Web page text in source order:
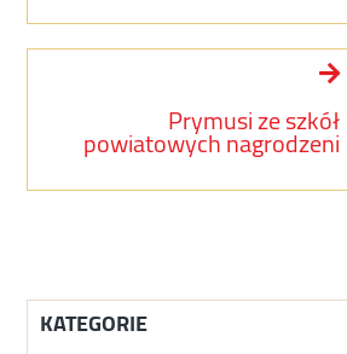
Prymusi ze szkół
powiatowych nagrodzeni
KATEGORIE